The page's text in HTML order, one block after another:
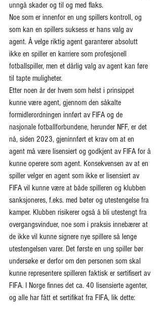
unngå skader og til og med flaks.
Noe som er innenfor en ung spillers kontroll, og
som kan en spillers suksess er hans valg av
agent. Å velge riktig agent garanterer absolutt
ikke en spiller en karriere som profesjonell
fotballspiller, men et dårlig valg av agent kan føre
til tapte muligheter.
Etter noen år der hvem som helst i prinsippet
kunne være agent, gjennom den såkalte
formidlerordningen innført av FIFA og de
nasjonale fotballforbundene, herunder NFF, er det
nå, siden 2023, gjeninnført et krav om at en
agent må være lisensiert og godkjent av FIFA for å
kunne operere som agent. Konsekvensen av at en
spiller velger en agent som ikke er lisensiert av
FIFA vil kunne være at både spilleren og klubben
sanksjoneres, f.eks. med bøter og utestengelse fra
kamper. Klubben risikerer også å bli utestengt fra
overgangsvinduer, noe som i praksis innebærer at
de ikke vil kunne signere nye spillere så lenge
utestengelsen varer. Det første en ung spiller bør
undersøke er derfor om den personen som skal
kunne representere spilleren faktisk er sertifisert av
FIFA. I Norge finnes det ca. 40 lisensierte agenter,
og alle har fått et sertifikat fra FIFA, lik dette: